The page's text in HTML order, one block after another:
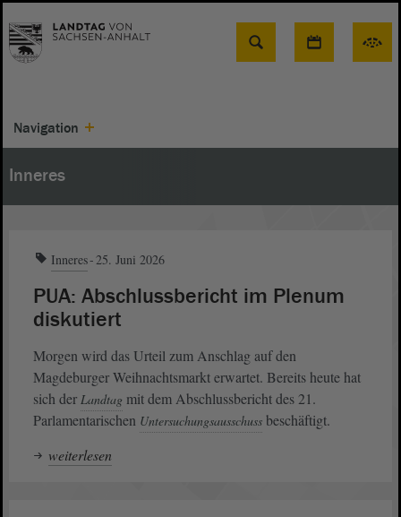
Suche
Navigation
Inneres
Inneres 25. Juni 2026
PUA: Abschlussbericht im Plenum
diskutiert
Morgen wird das Urteil zum Anschlag auf den
Magdeburger Weihnachtsmarkt erwartet. Bereits heute hat
sich der Landtag mit dem Abschlussbericht des 21.
Parlamentarischen Untersuchungsausschuss beschäftigt.
weiterlesen